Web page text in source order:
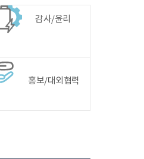
감사/윤리
홍보/대외협력